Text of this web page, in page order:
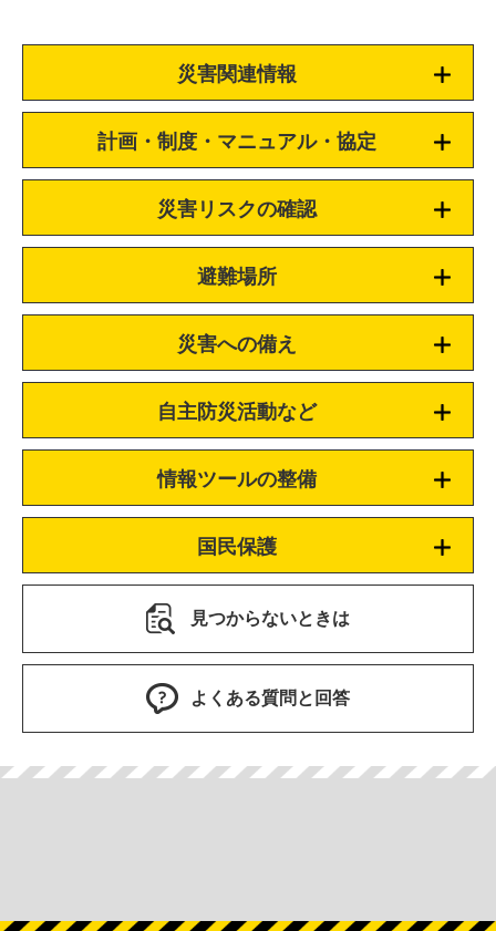
災害関連情報
計画・制度・マニュアル・協定
災害リスクの確認
避難場所
災害への備え
自主防災活動など
情報ツールの整備
国民保護
見つからないときは
よくある質問と回答